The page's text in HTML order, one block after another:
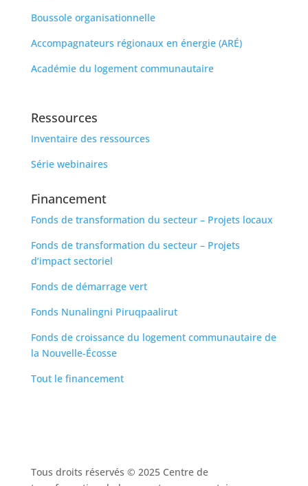
Boussole organisationnelle
Accompagnateurs régionaux en énergie (ARÉ)
Académie du logement communautaire
Ressources
Inventaire des ressources
Série webinaires
Financement
Fonds de transformation du secteur – Projets locaux
Fonds de transformation du secteur – Projets
d’impact sectoriel
Fonds de démarrage vert
Fonds Nunalingni Piruqpaalirut
Fonds de croissance du logement communautaire de
la Nouvelle-Écosse
Tout le financement
Tous droits réservés © 2025 Centre de